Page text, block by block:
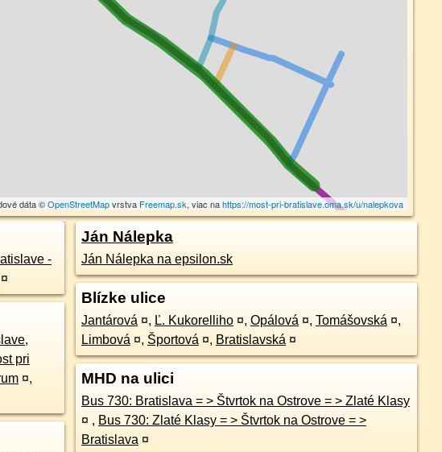
dáta ©OpenStreetMapvrstva Freemap.sk, viac nahttps://most-pri-bratislave.oma.sk/u/nalepkova
-
¤
pri
¤,
Ján Nálepka
Ján Nálepka na epsilon.sk
Blízke ulice
Jantárová ¤, Ľ. Kukorelliho ¤, Opálová ¤, Tomášovská ¤,
Limbová ¤, Športová ¤, Bratislavská ¤
MHD na ulici
Bus 730: Bratislava = > Štvrtok na Ostrove = > Zlaté Klasy
¤ , Bus 730: Zlaté Klasy = > Štvrtok na Ostrove = >
Bratislava ¤